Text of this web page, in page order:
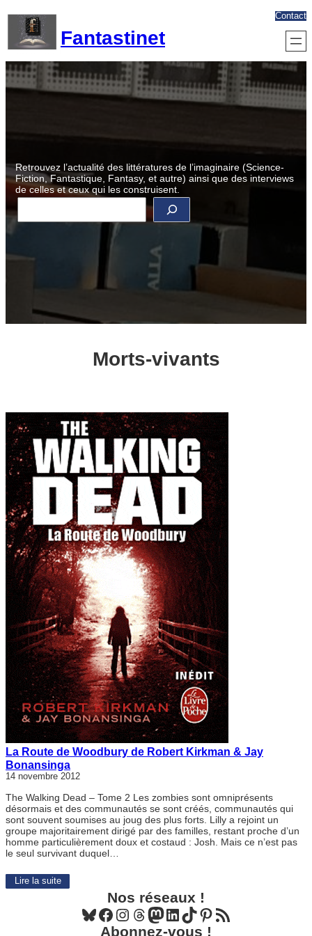
contenu
Fantastinet
Contact
Retrouvez l’actualité des littératures de l’imaginaire (Science-
Fiction, Fantastique, Fantasy, et autre) ainsi que des interviews
de celles et ceux qui les construisent.
R
e
c
r
Morts-vivants
La Route de Woodbury de Robert Kirkman & Jay
Bonansinga
14 novembre 2012
The Walking Dead – Tome 2 Les zombies sont omniprésents
désormais et des communautés se sont créés, communautés qui
sont souvent soumises au joug des plus forts. Lilly a rejoint un
groupe majoritairement dirigé par des familles, restant proche d’un
homme particulièrement doux et costaud : Josh. Mais ce n’est pas
le seul survivant duquel…
Lire la suite
Nos réseaux !
Bluesky Facebook Instagram Threads Mastodon LinkedIn TikTok Pinterest Flux RSS
Abonnez-vous !